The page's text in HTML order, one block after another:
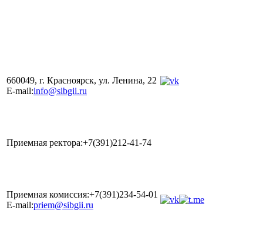
660049, г. Красноярск, ул. Ленина, 22
E-mail:info@sibgii.ru
Приемная ректора:+7(391)212-41-74
Приемная комиссия:+7(391)234-54-01
E-mail:priem@sibgii.ru